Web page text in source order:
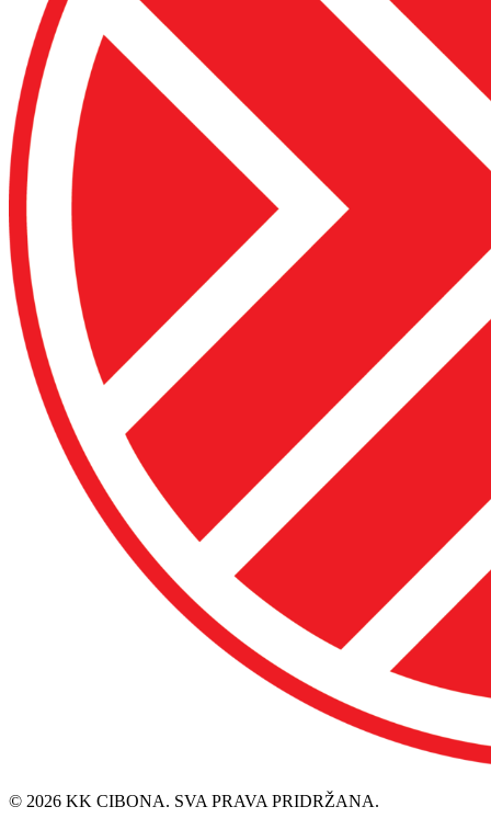
© 2026 KK CIBONA. SVA PRAVA PRIDRŽANA.